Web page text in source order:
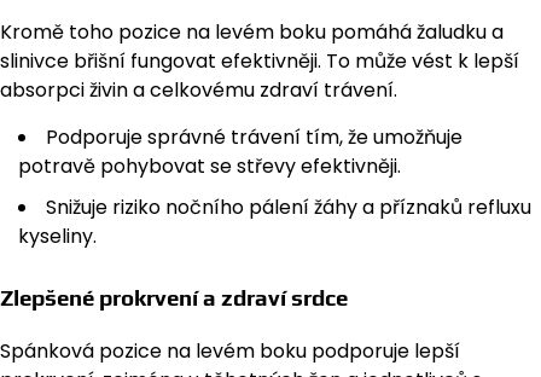
Kromě toho pozice na levém boku pomáhá žaludku a
slinivce břišní fungovat efektivněji. To může vést k lepší
absorpci živin a celkovému zdraví trávení.
Podporuje správné trávení tím, že umožňuje
potravě pohybovat se střevy efektivněji.
Snižuje riziko nočního pálení žáhy a příznaků refluxu
kyseliny.
Zlepšené prokrvení a zdraví srdce
Spánková pozice na levém boku podporuje lepší